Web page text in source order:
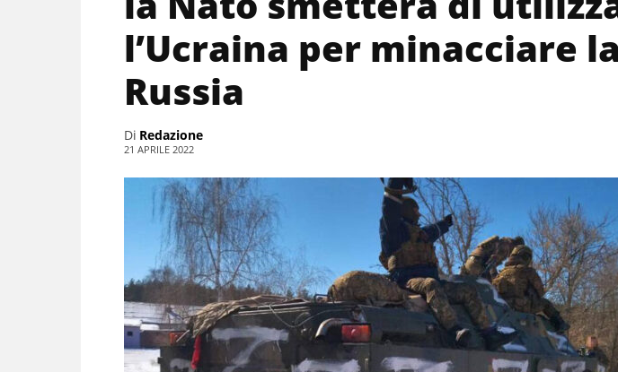
l’Ucraina per minacciare la
Russia
Di Redazione
21 APRILE 2022